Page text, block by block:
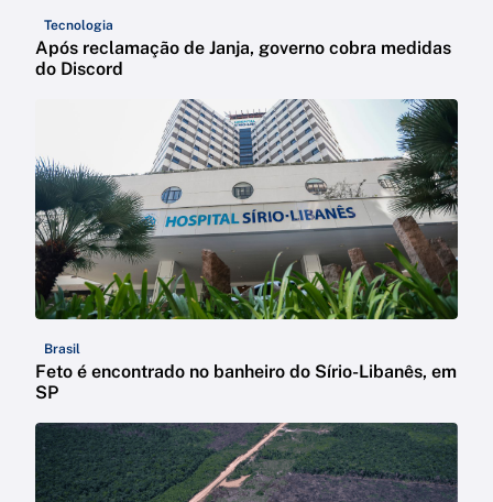
Tecnologia
Após reclamação de Janja, governo cobra medidas
do Discord
Brasil
Feto é encontrado no banheiro do Sírio-Libanês, em
SP